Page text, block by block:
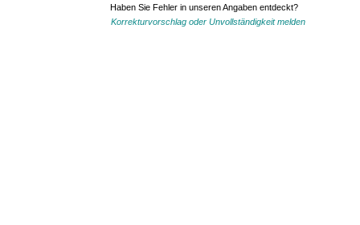
Haben Sie Fehler in unseren Angaben entdeckt?
Korrekturvorschlag oder Unvollständigkeit melden